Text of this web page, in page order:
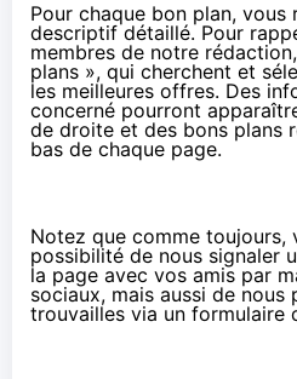
Pour chaque bon plan, vous
descriptif détaillé. Pour
membres de notre
plans », qui cherchent et
les meilleures offres. Des
concerné pourront
de droite et des bons plans
bas de chaque page.
Notez que comme toujours,
possibilité de nous signaler
la page avec vos amis par
sociaux, mais aussi de
trouvailles via un formulaire